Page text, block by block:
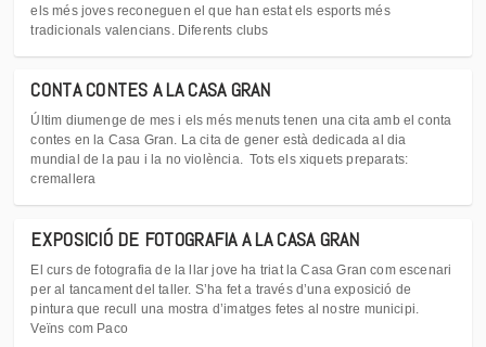
els més joves reconeguen el que han estat els esports més
tradicionals valencians. Diferents clubs
CONTA CONTES A LA CASA GRAN
Últim diumenge de mes i els més menuts tenen una cita amb el conta
contes en la Casa Gran. La cita de gener està dedicada al dia
mundial de la pau i la no violència. Tots els xiquets preparats:
cremallera
EXPOSICIÓ DE FOTOGRAFIA A LA CASA GRAN
El curs de fotografia de la llar jove ha triat la Casa Gran com escenari
per al tancament del taller. S’ha fet a través d’una exposició de
pintura que recull una mostra d’imatges fetes al nostre municipi.
Veïns com Paco